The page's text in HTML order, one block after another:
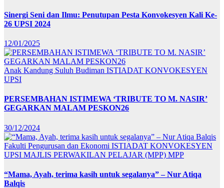
Sinergi Seni dan Ilmu: Penutupan Pesta Konvokesyen Kali Ke-
26 UPSI 2024
12/01/2025
Anak Kandung Suluh Budiman ISTIADAT KONVOKESYEN
UPSI
PERSEMBAHAN ISTIMEWA ‘TRIBUTE TO M. NASIR’
GEGARKAN MALAM PESKON26
30/12/2024
Fakulti Pengurusan dan Ekonomi ISTIADAT KONVOKESYEN
UPSI MAJLIS PERWAKILAN PELAJAR (MPP) MPP
“Mama, Ayah, terima kasih untuk segalanya” – Nur Atiqa
Balqis